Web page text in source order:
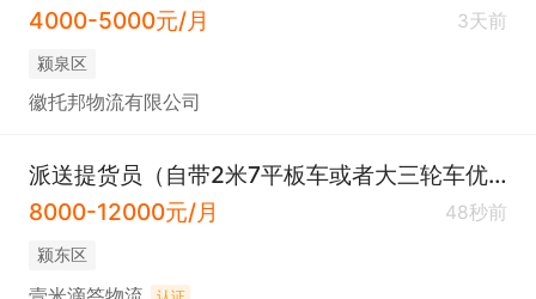
4000-5000元/月
3天前
颍泉区
徽托邦物流有限公司
派送提货员（自带2米7平板车或者大三轮车优先）
8000-12000元/月
48秒前
颍东区